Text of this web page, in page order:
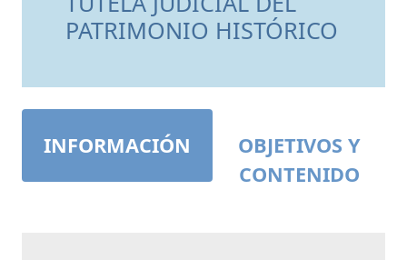
PATRIMONIO HISTÓRICO
INFORMACIÓN
OBJETIVOS Y
CONTENIDO